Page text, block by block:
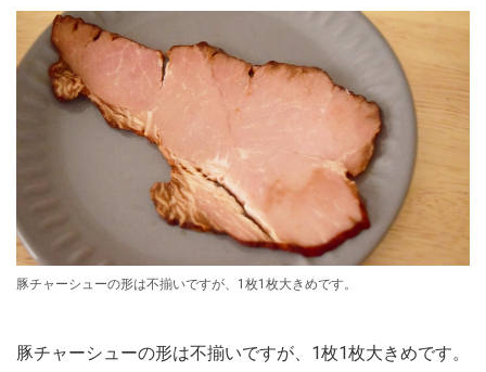
​​​​​​​豚チャーシューの形は不揃いですが、1枚1枚大きめです。
豚チャーシューの形は不揃いですが、1枚1枚大きめです。